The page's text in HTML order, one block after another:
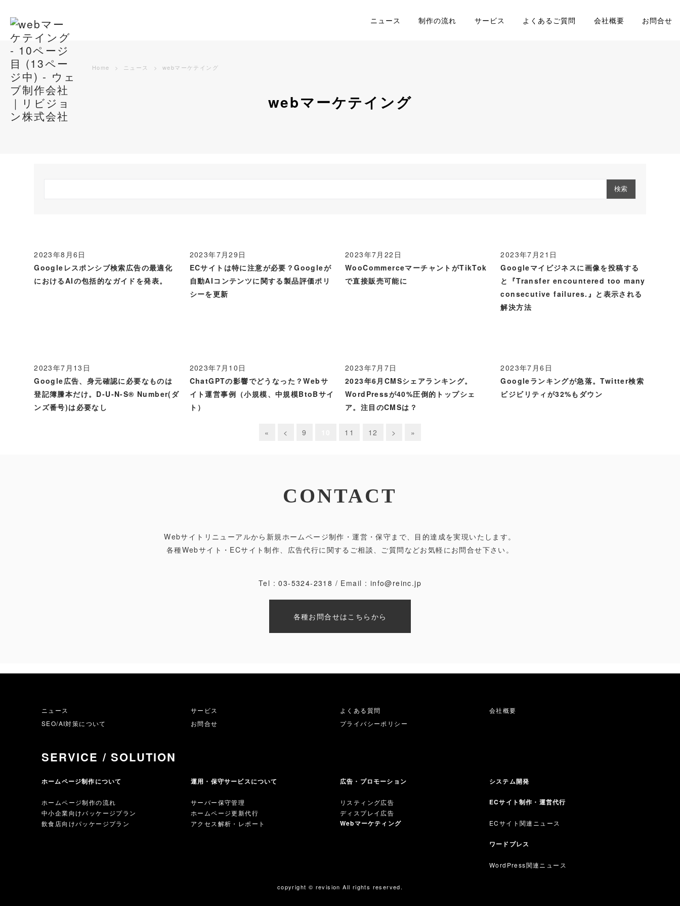
ニュース 制作の流れ サービス よくあるご質問 会社概要 お問合せ
Home ニュース webマーケテイング
webマーケテイング
2023年8月6日
Googleレスポンシブ検索広告の最適化
におけるAIの包括的なガイドを発表。
2023年7月29日
ECサイトは特に注意が必要？Googleが
自動AIコンテンツに関する製品評価ポリ
シーを更新
2023年7月22日
WooCommerceマーチャントがTikTok
で直接販売可能に
2023年7月21日
Googleマイビジネスに画像を投稿する
と『Transfer encountered too many
consecutive failures.』と表示される
解決方法
2023年7月13日
Google広告、身元確認に必要なものは
登記簿謄本だけ。D-U-N-S® Number(ダ
ンズ番号)は必要なし
2023年7月10日
ChatGPTの影響でどうなった？Webサ
イト運営事例（小規模、中規模BtoBサイ
ト）
2023年7月7日
2023年6月CMSシェアランキング。
WordPressが40%圧倒的トップシェ
ア。注目のCMSは？
2023年7月6日
Googleランキングが急落。Twitter検索
ビジビリティが32%もダウン
« < 9 11 12 > »
CONTACT
Webサイトリニューアルから新規ホームページ制作・運営・保守まで、目的達成を実現いたします。
各種Webサイト・ECサイト制作、広告代行に関するご相談、ご質問などお気軽にお問合せ下さい。
Tel :03-5324-2318 / Email : info@reinc.jp
各種お問合せはこちらから
ニュース サービス よくある質問
会社概要
SEO/AI対策について
お問合せ プライバシーポリシー
SERVICE / SOLUTION
ホームページ制作について
ホームページ制作の流れ
中小企業向けパッケージプラン
飲食店向けパッケージプラン
運用・保守サービスについて
サーバー保守管理
ホームページ更新代行
アクセス解析・レポート
広告・プロモーション
リスティング広告
ディスプレイ広告
Webマーケティング
システム開発
ECサイト制作・運営代行
ECサイト関連ニュース
ワードプレス
WordPress関連ニュース
copyright © revision All rights reserved.